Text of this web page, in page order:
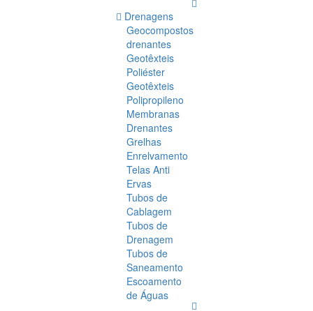
Drenagens
Geocompostos
drenantes
Geotêxteis
Poliéster
Geotêxteis
Polipropileno
Membranas
Drenantes
Grelhas
Enrelvamento
Telas Anti
Ervas
Tubos de
Cablagem
Tubos de
Drenagem
Tubos de
Saneamento
Escoamento
de Águas